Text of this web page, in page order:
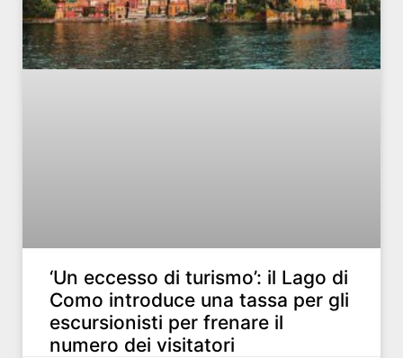
‘Un eccesso di turismo’: il Lago di
Como introduce una tassa per gli
escursionisti per frenare il
numero dei visitatori